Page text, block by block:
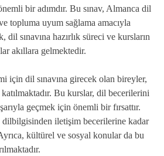
bir adımdır. Bu sınav, Almanca dil
topluma uyum sağlama amacıyla
dil sınavına hazırlık süreci ve kursların
akıllara gelmektedir.
için dil sınavına girecek olan bireyler,
Bu kurslar, dil becerilerini
geçmek için önemli bir fırsattır.
iletişim becerilerine kadar
kültürel ve sosyal konular da bu